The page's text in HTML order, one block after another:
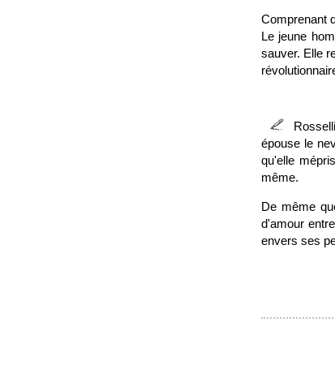
Comprenant
Le jeune
sauver. Elle
épouse le
qu'elle
même.
De même
d'amour
envers ses